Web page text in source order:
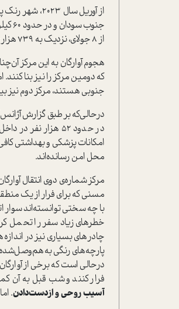
از آوریل سال
از 8 جولای، نزدیک به 739 هزار پناهنده و آواره به سمت سودان جنوبی آمده‌اند.
هجوم آوارگان به این مرکز
که دومین مرکز را نیز بنا
جنوبی هستند، مرکز دوم نیز
در حدود 52 هزار
امکانات پزشکی و بهداشتی
محل امن رسانده‌اند.
مرکز شماره‌ی دوی انتقال
مسنی که برای فرار از یک
با چه سختی توانسته‌اند سوار
خطرهای زیاد سفر را تحمل
چادرهای بسیاری نیز در
پارچه‌های رنگی به‌هم‌وصل‌شده
درحالی است که برخی از
فرار کنند و شب قبل به آن
آسیب روحی و از‌دست‌دادن.